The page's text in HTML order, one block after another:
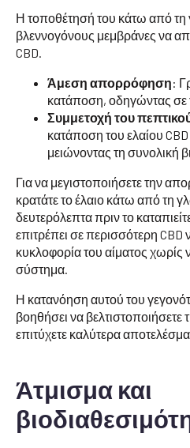
Η τοποθέτησή του κάτω από τη
βλεννογόνους μεμβράνες να
CBD.
Άμεση απορρόφηση:
κατάποση, οδηγώντας σε
Συμμετοχή του
κατάποση του ελαίου
μειώνοντας τη συνολική
Για να μεγιστοποιήσετε την
κρατάτε το έλαιο κάτω από τη
δευτερόλεπτα πριν το
επιτρέπει σε περισσότερη CBD
κυκλοφορία του αίματος χωρίς
σύστημα.
Η κατανόηση αυτού του
βοηθήσει να βελτιστοποιήσετε
επιτύχετε καλύτερα
Άτμισμα και